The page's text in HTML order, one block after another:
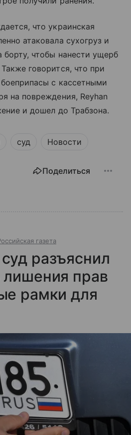
что украинская
атаковала сухогруз и
чтобы нанести ущерб
говорится, что при
с кассетными
на повреждения, Reyhan
и дошел до Трабзона.
суд Новости
Поделиться
газета
разъяснил
лишения прав
рамки для